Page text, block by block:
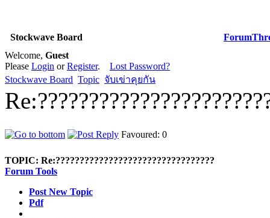
Stockwave Board Forum
Welcome, Guest
Please Login orRegister. Lost Password?
Stockwave Board Topic จับเข่าคุยกัน
Favoured: 0
TOPIC: Re:?????????????????????????????????
Forum Tools
Post New Topic
Pdf